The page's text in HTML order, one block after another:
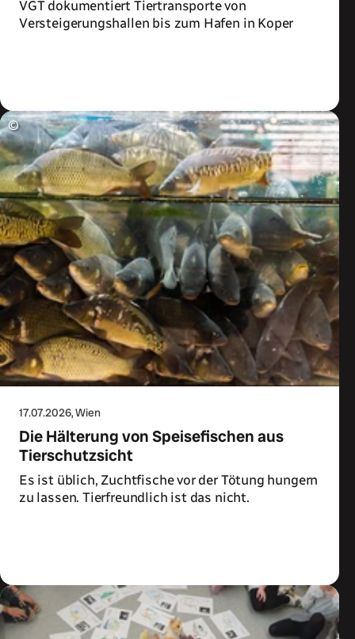
VGT dokumentiert Tiertransporte von
Versteigerungshallen bis zum Hafen in Koper
©
17.07.2026, Wien
Die Hälterung von Speisefischen aus
Tierschutzsicht
Es ist üblich, Zuchtfische vor der Tötung hungern
zu lassen. Tierfreundlich ist das nicht.